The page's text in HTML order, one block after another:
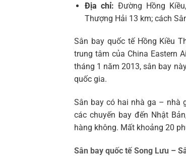
Địa chỉ: Đường Hồng
Thượng Hải 13 km; cách
Sân bay quốc tế Hồng Kiều
trung tâm của China Eastern
tháng 1 năm 2013, sân bay
quốc gia.
Sân bay có hai nhà ga – nhà
các chuyến bay đến Nhật
hàng không. Mất khoảng 20
Sân bay quốc tế Song Lưu –